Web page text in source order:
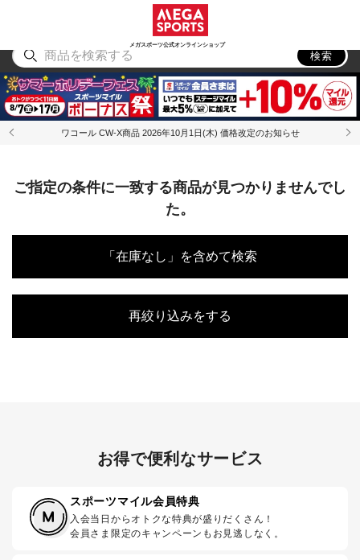
メガスポーツ公式オンラインショップ
アウトドア
検索
ワコール CW-X商品 2026年10月1日(木) 価格改定のお知らせ
ご指定の条件に一致する商品が見つかりませんでし
た。
「在庫なし」を含めて検索
再絞り込みをする
お得で便利なサービス
スポーツマイル会員特典
入会当日からオトクな特典が盛りだくさん！
会員さま限定のキャンペーンもお見逃しなく。